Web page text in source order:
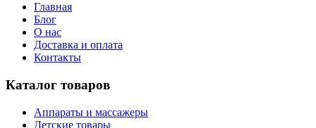
Главная
Блог
О нас
Доставка и оплата
Контакты
Каталог товаров
Аппараты и массажеры
Детские товары